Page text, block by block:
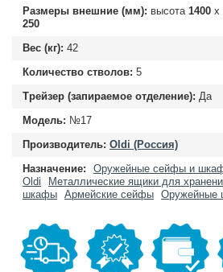
Размеры внешние (мм): высота 1400 х
250
Вес (кг): 42
Количество стволов: 5
Трейзер (запираемое отделение): Да
Модель: №17
Производитель: Oldi (Россия)
Назначение:
Оружейные сейфы и
Oldi
Металлические ящики для
шкафы Армейские сейфы Оружейные